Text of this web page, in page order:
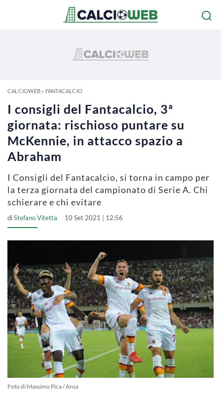
CALCIOWEB» FANTACALCIO
I consigli del Fantacalcio, 3ª
giornata: rischioso puntare su
McKennie, in attacco spazio a
Abraham
I Consigli del Fantacalcio, si torna in campo per
la terza giornata del campionato di Serie A. Chi
schierare e chi evitare
diStefano Vitetta 10 Set 2021 | 12:56
Foto di Massimo Pica / Ansa